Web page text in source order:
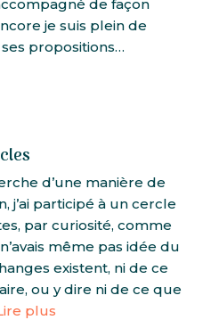
de façon
je suis plein de
propositions…
d’une manière de
j’ai participé à un cercle
par curiosité, comme
même pas idée du
existent, ni de ce
ou y dire ni de ce que
plus